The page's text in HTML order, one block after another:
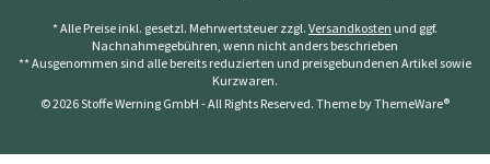
* Alle Preise inkl. gesetzl. Mehrwertsteuer zzgl. Versandkosten und ggf.
Nachnahmegebühren, wenn nicht anders beschrieben
** Ausgenommen sind alle bereits reduzierten und preisgebundenen Artikel sowie
Kurzwaren.
© 2026 Stoffe Werning GmbH - All Rights Reserved. Theme byThemeWare®